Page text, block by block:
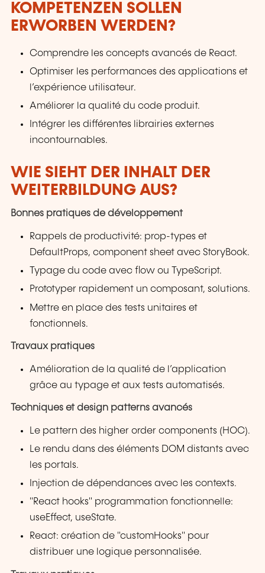
KOMPETENZEN SOLLEN
ERWORBEN WERDEN?
Comprendre les concepts avancés de React.
Optimiser les performances des applications et
l’expérience utilisateur.
Améliorer la qualité du code produit.
Intégrer les différentes librairies externes
incontournables.
WIE SIEHT DER INHALT DER
WEITERBILDUNG AUS?
Bonnes pratiques de développement
Rappels de productivité: prop-types et
DefaultProps, component sheet avec StoryBook.
Typage du code avec flow ou TypeScript.
Prototyper rapidement un composant, solutions.
Mettre en place des tests unitaires et
fonctionnels.
Travaux pratiques
Amélioration de la qualité de l’application
grâce au typage et aux tests automatisés.
Techniques et design patterns avancés
Le pattern des higher order components (HOC).
Le rendu dans des éléments DOM distants avec
les portals.
Injection de dépendances avec les contexts.
"React hooks" programmation fonctionnelle:
useEffect, useState.
React: création de "customHooks" pour
distribuer une logique personnalisée.